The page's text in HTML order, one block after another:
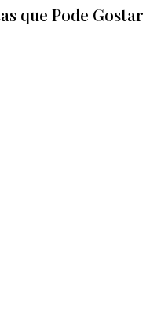
que Pode Gostar